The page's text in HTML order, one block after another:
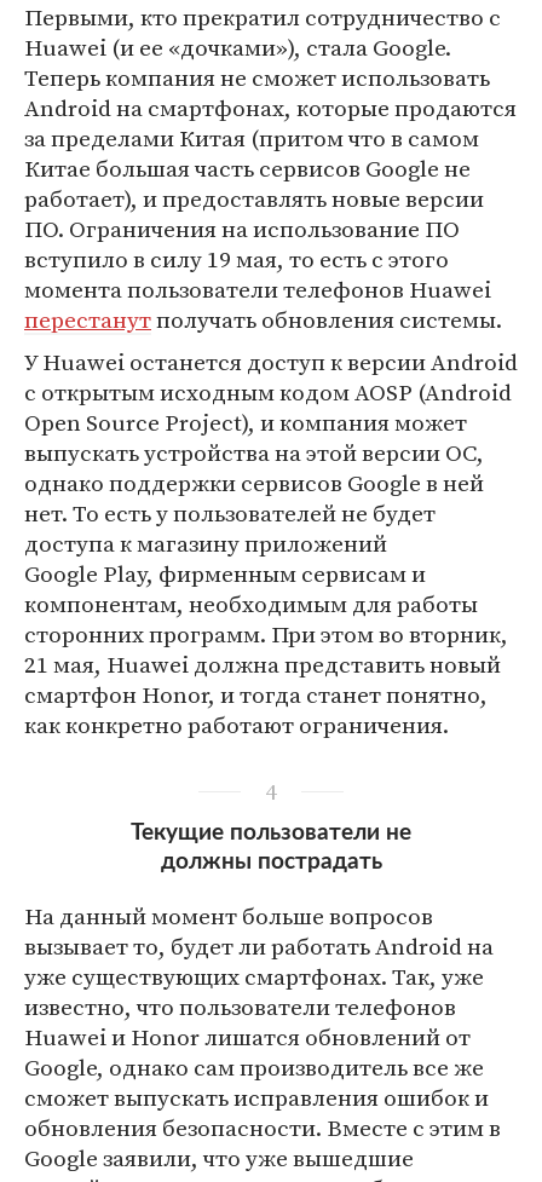
Первыми, кто прекратил сотрудничество с
Huawei (и ее «дочками»), стала Google.
Теперь компания не сможет использовать
Android на смартфонах, которые продаются
за пределами Китая (притом что в самом
Китае большая часть сервисов Google не
работает), и предоставлять новые версии
ПО. Ограничения на использование ПО
вступило в силу 19 мая, то есть с этого
момента пользователи телефонов Huawei
перестанутполучать обновления системы.
У Huawei останется доступ к версии Android
с открытым исходным кодом AOSP (Android
Open Source Project), и компания может
выпускать устройства на этой версии ОС,
однако поддержки сервисов Google в ней
нет. То есть у пользователей не будет
доступа к магазину приложений
Google Play, фирменным сервисам и
компонентам, необходимым для работы
сторонних программ. При этом во вторник,
21 мая, Huawei должна представить новый
смартфон Honor, и тогда станет понятно,
как конкретно работают ограничения.
4
Текущие пользователи не
должны пострадать
На данный момент больше вопросов
вызывает то, будет ли работать Android на
уже существующих смартфонах. Так, уже
известно, что пользователи телефонов
Huawei и Honor лишатся обновлений от
Google, однако сам производитель все же
сможет выпускать исправления ошибок и
обновления безопасности. Вместе с этим в
Google заявили, что уже вышедшие